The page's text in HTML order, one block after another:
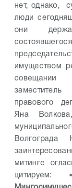
нет, однако,
люди
они
имуществом
совещании
правового
Яна
Волгограда
митинге
цитируем: